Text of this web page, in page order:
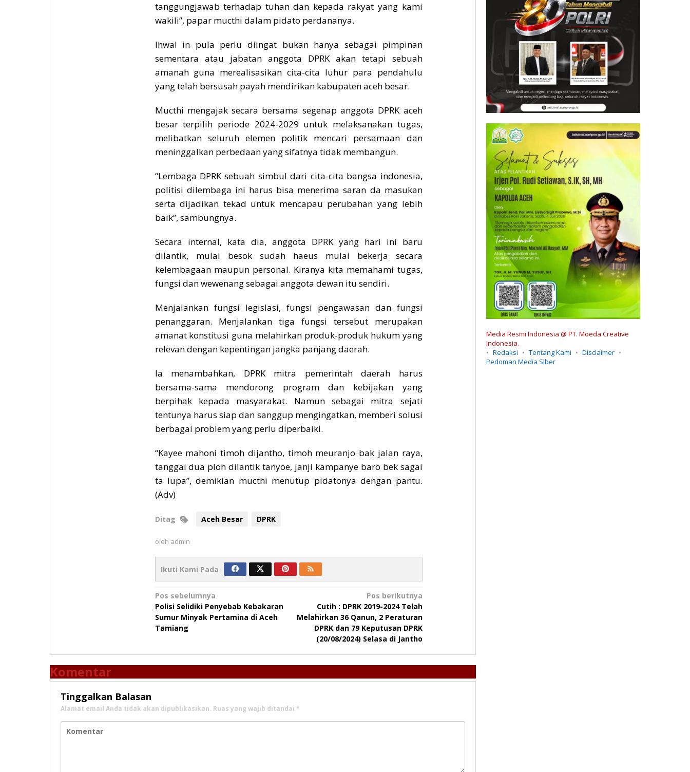
tanggungjawab terhadap tuhan dan kepada rakyat yang kami
wakili”, papar mucthi dalam pidato perdananya.
Ihwal in pula perlu diingat bukan hanya sebagai pimpinan
sementara atau jabatan anggota DPRK akan tetapi sebuah
amanah guna merealisasikan cita-cita luhur para pendahulu
yang telah bersusah payah mendirikan kabupaten aceh besar.
Mucthi mengajak secara bersama segenap anggota DPRK aceh
besar terpilih periode 2024-2029 untuk melaksanakan tugas,
melibatkan seluruh elemen politik mencari persamaan dan
meninggalkan perbedaan yang sifatnya tidak membangun.
“Lembaga DPRK sebuah simbul dari cita-cita bangsa indonesia,
politisi dilembaga ini harus bisa menerima saran da masukan
serta dijadikan tekad untuk mencapau perubahan yang lebih
baik”, sambungnya.
Secara internal, kata dia, anggota DPRK yang hari ini baru
dilantik, mulai besok sudah haeus mulai bekerja secara
kelembagaan maupun personal. Kiranya kita memahami tugas,
fungsi dan wewenang sebagai anggota dewan itu sendiri.
Menjalankan fungsi legislasi, fungsi pengawasan dan fungsi
penanggaran. Menjalankan tiga fungsi tersebut merupakan
amanat konstitusi guna melahirkan produk-produk hukum yang
relevan dengan kepentingan jangka panjang daerah.
Ia menambahkan, DPRK mitra pemerintah daerah harus
bersama-sama mendorong program dan kebijakan yang
berpihak kepada masyarakat. Namun sebagai mitra sejati
tentunya harus siap dan sanggup mengingatkan, memberi solusi
berbagai problem yang perlu diperbaiki.
“Kayee mahoni timoh dijantho, timoh meuranjo bak jalan raya,
tanggai dua ploh dilantik tanyoe, janji kampanye baro bek sagai
ta lupa”, demikian mucthi menutup pidatonya dengan pantu.
(Adv)
Ditag Aceh Besar DPRK
oleh admin
Ikuti Kami Pada
Navigasi
pos
Pos sebelumnya
Polisi Selidiki Penyebab Kebakaran
Sumur Minyak Pertamina di Aceh
Tamiang
Pos berikutnya
Cutih : DPRK 2019-2024 Telah
Melahirkan 36 Qanun, 2 Peraturan
DPRK dan 79 Keputusan DPRK
(20/08/2024) Selasa di Jantho
Komentar
Tinggalkan Balasan
Alamat email Anda tidak akan dipublikasikan. Ruas yang wajib ditandai *
Media Resmi Indonesia @ PT. Moeda Creative
Indonesia.
Redaksi
Tentang Kami
Disclaimer
Pedoman Media Siber